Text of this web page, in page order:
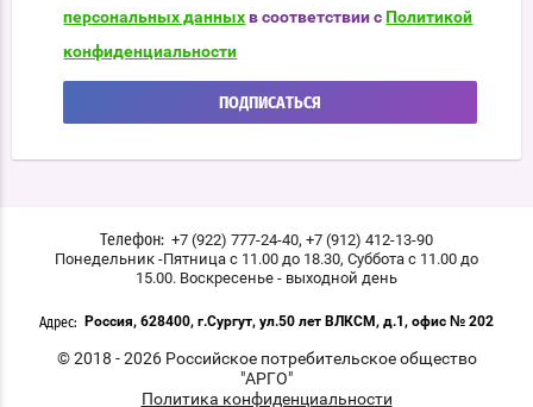
персональных данных в соответствии сПолитикой
конфиденциальности
ПОДПИСАТЬСЯ
Телефон: +7 (922) 777-24-40, +7 (912) 412-13-90
Понедельник -Пятница с 11.00 до 18.30, Суббота с 11.00 до
15.00. Воскресенье - выходной день
Адрес: Россия, 628400, г.Сургут, ул.50 лет ВЛКСМ, д.1, офис № 202
© 2018 - 2026 Российское потребительское общество
"АРГО"
Политика конфиденциальности